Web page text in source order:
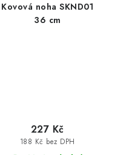
Kovová noha SKND01
36 cm
188 Kč bez DPH
227 Kč